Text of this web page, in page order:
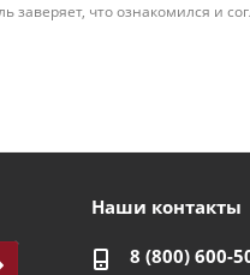
что ознакомился и
Наши контакты
8 (800) 600-